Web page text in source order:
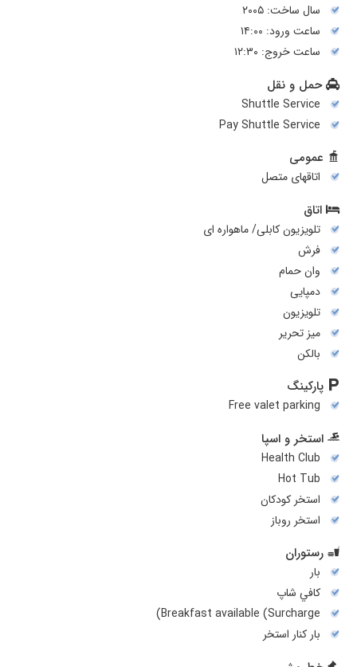
سال ساخت: ۲۰۰۵
ساعت ورود: ۱۴:۰۰
ساعت خروج: ۱۲:۳۰
حمل و نقل
Shuttle Service
Pay Shuttle Service
عمومی
اتاقهای متصل
اتاق
تلویزیون کابلی/ ماهواره ای
فرش
وان حمام
دمپایی
تلويزيون
میز تحریر
بالکن
پارکینگ
Free valet parking
استخر و اسپا
Health Club
Hot Tub
استخر کودکان
استخر روباز
رستوران
بار
کافي شاپ
Breakfast available (Surcharge)
بار کنار استخر